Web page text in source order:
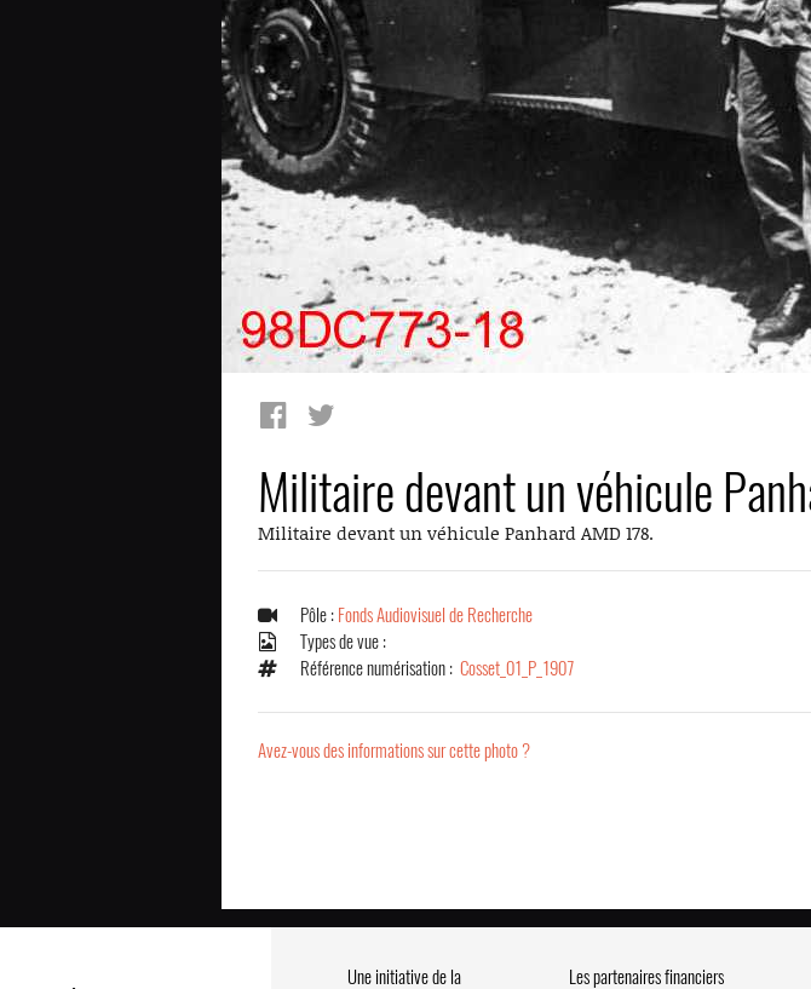
Militaire devant un véhicule
Militaire devant un véhicule Panhard AMD 178.
Pôle : Fonds Audiovisuel de Recherche
Types de vue :
Référence numérisation : Cosset_01_P_1907
Avez-vous des informations sur cette photo ?
Une initiative de la Les partenaires financiers